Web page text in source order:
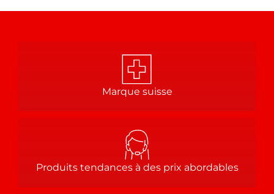
Marque suisse
Produits tendances à des prix abordables